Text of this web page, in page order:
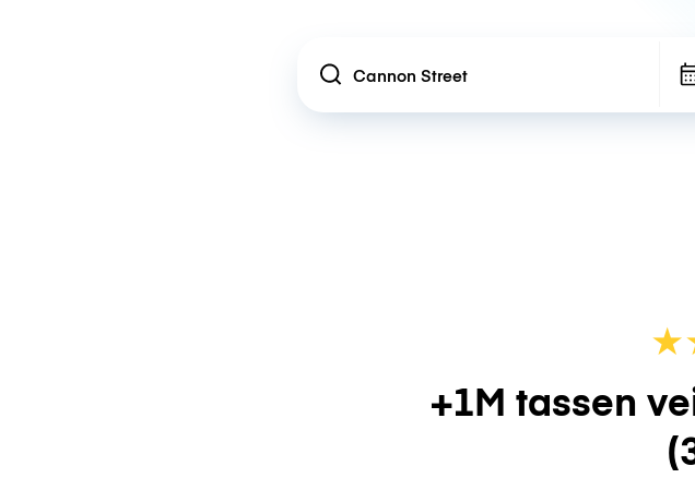
Location
★
+1M tassen